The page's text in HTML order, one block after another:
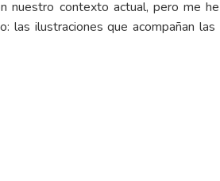
nuestro contexto actual, pero me
ilustraciones que acompañan